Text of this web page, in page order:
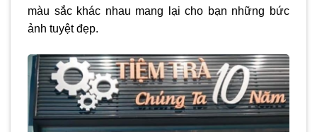
màu sắc khác nhau mang lại cho bạn những bức
ảnh tuyệt đẹp.